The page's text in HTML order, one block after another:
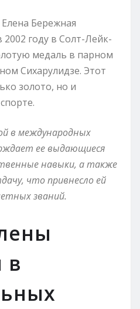
Бережная
2002 году в Солт-Лейк-
медаль в парном
Сихарулидзе. Этот
золото, но и
в международных
ее выдающиеся
навыки, а также
что привнесло ей
званий.
в